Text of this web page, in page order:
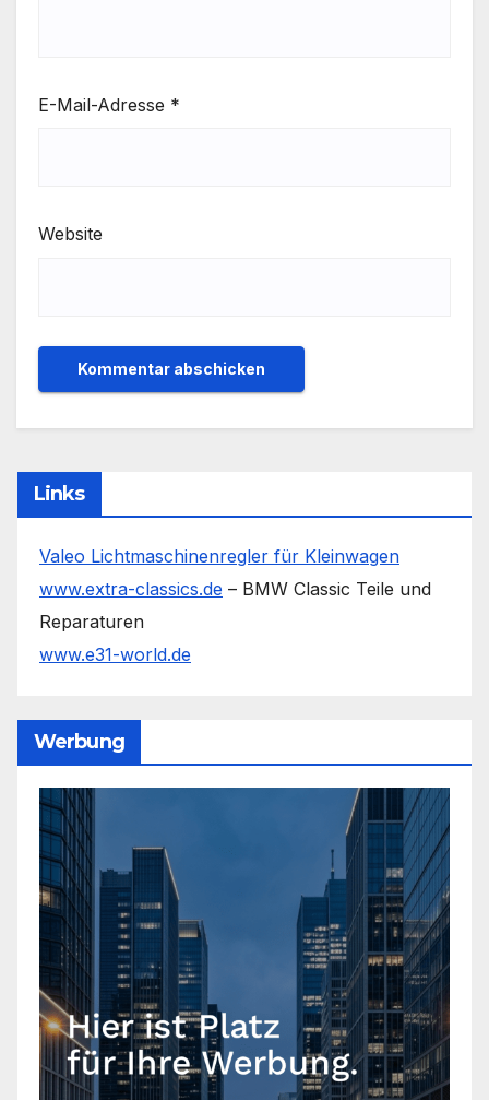
E-Mail-Adresse *
Website
Links
Valeo Lichtmaschinenregler für Kleinwagen
www.extra-classics.de – BMW Classic Teile und
Reparaturen
www.e31-world.de
Werbung